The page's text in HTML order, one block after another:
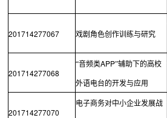
201714277067 戏剧角色创作训练与研究
201714277068
“音频类APP”辅助下的高校
外语电台的开发与应用
201714277070
电子商务对中小企业发展战